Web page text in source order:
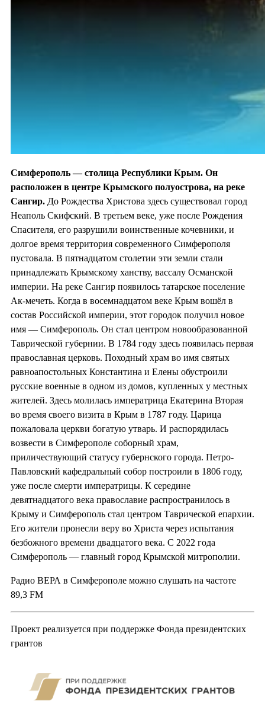
Симферополь — столица Республики Крым. Он
расположен в центре Крымского полуострова, на реке
Сангир. До Рождества Христова здесь существовал город
Неаполь Скифский. В третьем веке, уже после Рождения
Спасителя, его разрушили воинственные кочевники, и
долгое время территория современного Симферополя
пустовала. В пятнадцатом столетии эти земли стали
принадлежать Крымскому ханству, вассалу Османской
империи. На реке Сангир появилось татарское поселение
Ак-мечеть. Когда в восемнадцатом веке Крым вошёл в
состав Российской империи, этот городок получил новое
имя — Симферополь. Он стал центром новообразованной
Таврической губернии. В 1784 году здесь появилась первая
православная церковь. Походный храм во имя святых
равноапостольных Константина и Елены обустроили
русские военные в одном из домов, купленных у местных
жителей. Здесь молилась императрица Екатерина Вторая
во время своего визита в Крым в 1787 году. Царица
пожаловала церкви богатую утварь. И распорядилась
возвести в Симферополе соборный храм,
приличествующий статусу губернского города. Петро-
Павловский кафедральный собор построили в 1806 году,
уже после смерти императрицы. К середине
девятнадцатого века православие распространилось в
Крыму и Симферополь стал центром Таврической епархии.
Его жители пронесли веру во Христа через испытания
безбожного времени двадцатого века. С 2022 года
Симферополь — главный город Крымской митрополии.
Радио ВЕРА в Симферополе можно слушать на частоте
89,3 FM
Проект реализуется при поддержке Фонда президентских
грантов